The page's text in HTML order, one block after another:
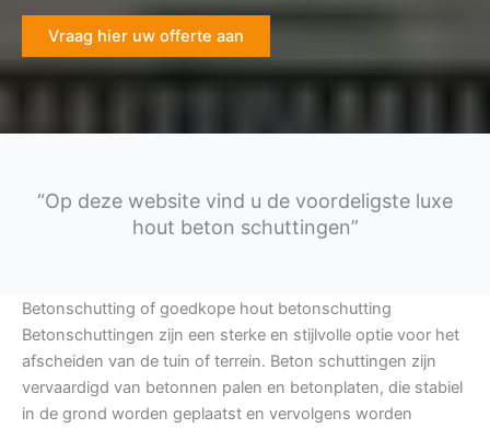
Vraag hier uw offerte aan
“Op deze website vind u de voordeligste luxe
hout beton schuttingen”
Betonschutting of goedkope hout betonschutting
Betonschuttingen zijn een sterke en stijlvolle optie voor het
afscheiden van de tuin of terrein. Beton schuttingen zijn
vervaardigd van betonnen palen en betonplaten, die stabiel
in de grond worden geplaatst en vervolgens worden